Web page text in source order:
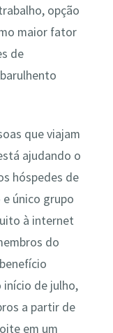
opção
maior fator
de
que viajam
ajudando o
hóspedes de
único grupo
à internet
do
início de julho,
a partir de
em um